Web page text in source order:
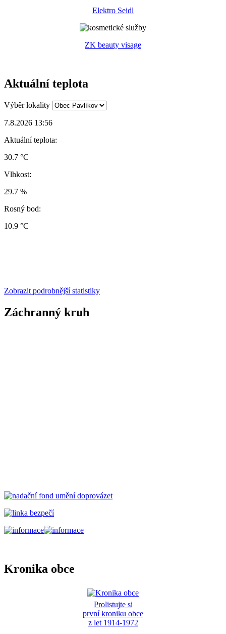
Elektro Seidl
ZK beauty visage
Aktuální teplota
Výběr lokality
7.8.2026 13:56
Aktuální teplota:
30.7 °C
Vlhkost:
29.7 %
Rosný bod:
10.9 °C
Zobrazit podrobnější statistiky
Záchranný kruh
Kronika obce
Prolistujte si
první kroniku obce
z let 1914-1972